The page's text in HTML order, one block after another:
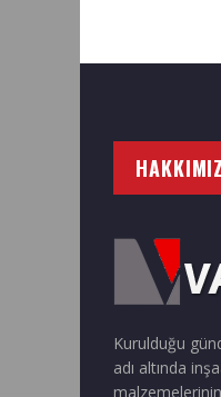
Kurulduğu
adı altında
malzemelerinin